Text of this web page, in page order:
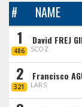
# NAME
1
486
David FREJ
SCOZ
2
321
Francisco
LARS